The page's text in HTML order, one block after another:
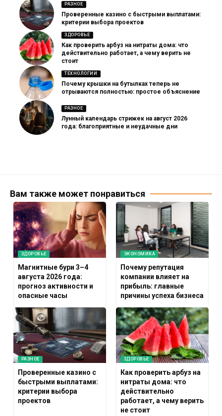
РАЗНОЕ
Проверенные казино с быстрыми выплатами:
критерии выбора проектов
ЗДОРОВЬЕ
Как проверить арбуз на нитраты дома: что
действительно работает, а чему верить не
стоит
ТЕХНОЛОГИИ
Почему крышки на бутылках теперь не
отрываются полностью: простое объяснение
РАЗНОЕ
Лунный календарь стрижек на август 2026
года: благоприятные и неудачные дни
Вам также может понравиться
ЗДОРОВЬЕ
Магнитные бури 3–4
августа 2026 года:
прогноз активности и
опасные часы
ЭКОНОМИКА
Почему репутация
компании влияет на
прибыль: главные
причины успеха бизнеса
РАЗНОЕ
Проверенные казино с
быстрыми выплатами:
критерии выбора
проектов
ЗДОРОВЬЕ
Как проверить арбуз на
нитраты дома: что
действительно
работает, а чему верить
не стоит